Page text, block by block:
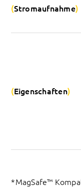
Stromaufnahme
Eigenschaften
*MagSafe™